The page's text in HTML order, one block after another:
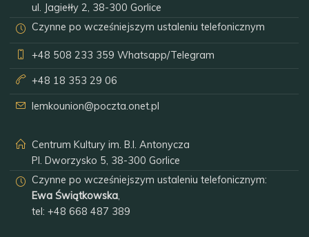
ul. Jagiełły 2, 38-300 Gorlice
Czynne po wcześniejszym ustaleniu telefonicznym
+48 508 233 359 Whatsapp/Telegram
+48 18 353 29 06
lemkounion@poczta.onet.pl
Centrum Kultury im. B.I. Antonycza
Pl. Dworzysko 5, 38-300 Gorlice
Czynne po wcześniejszym ustaleniu telefonicznym:
Ewa Świątkowska,
tel:+48 668 487 389